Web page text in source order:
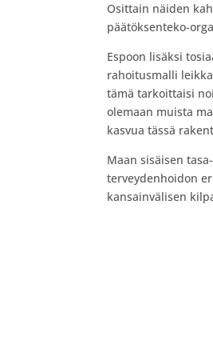
Osittain näiden
päätöksenteko-
Espoon lisäksi
rahoitusmalli
tämä tarkoittaisi
olemaan muista
kasvua tässä
Maan sisäisen
terveydenhoidon
kansainvälisen